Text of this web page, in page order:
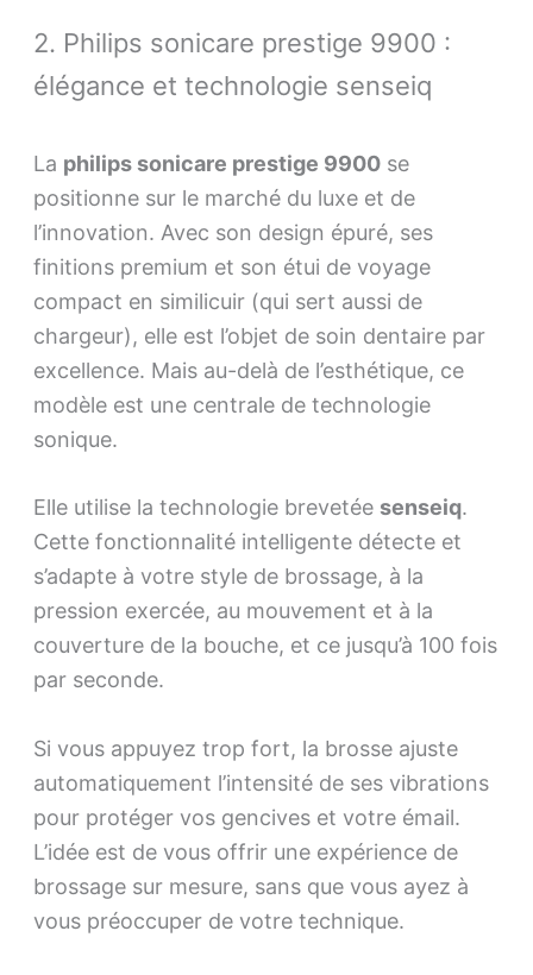
2. Philips sonicare prestige 9900 :
élégance et technologie senseiq
La philips sonicare prestige 9900se
positionne sur le marché du luxe et de
l’innovation. Avec son design épuré, ses
finitions premium et son étui de voyage
compact en similicuir (qui sert aussi de
chargeur), elle est l’objet de soin dentaire par
excellence. Mais au-delà de l’esthétique, ce
modèle est une centrale de technologie
sonique.
Elle utilise la technologie brevetée senseiq.
Cette fonctionnalité intelligente détecte et
s’adapte à votre style de brossage, à la
pression exercée, au mouvement et à la
couverture de la bouche, et ce jusqu’à 100 fois
par seconde.
Si vous appuyez trop fort, la brosse ajuste
automatiquement l’intensité de ses vibrations
pour protéger vos gencives et votre émail.
L’idée est de vous offrir une expérience de
brossage sur mesure, sans que vous ayez à
vous préoccuper de votre technique.